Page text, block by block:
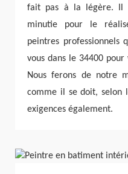
fait pas à la légère. Il
minutie pour le
peintres professionnels
vous dans le 34400
Nous ferons de notre
comme il se doit, selon
exigences également.